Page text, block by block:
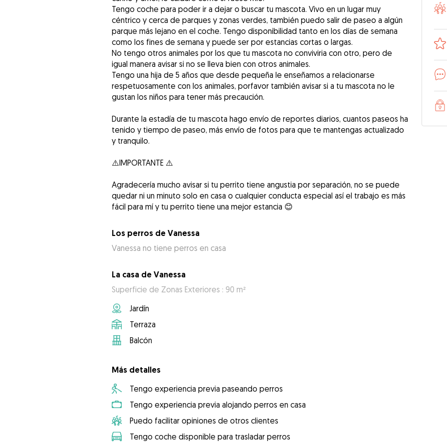
Tengo coche para poder ir a dejar o buscar tu mascota. Vivo en un lugar muy
céntrico y cerca de parques y zonas verdes, también puedo salir de paseo a algún
parque más lejano en el coche. Tengo disponibilidad tanto en los días de semana
como los fines de semana y puede ser por estancias cortas o largas.
No tengo otros animales por los que tu mascota no conviviria con otro, pero de
igual manera avisar si no se lleva bien con otros animales.
Tengo una hija de 5 años que desde pequeña le enseñamos a relacionarse
respetuosamente con los animales, porfavor también avisar si a tu mascota no le
gustan los niños para tener más precaución.
Durante la estadía de tu mascota hago envío de reportes diarios, cuantos paseos ha
tenido y tiempo de paseo, más envío de fotos para que te mantengas actualizado
y tranquilo.
⚠️IMPORTANTE ⚠️
Agradecería mucho avisar si tu perrito tiene angustia por separación, no se puede
quedar ni un minuto solo en casa o cualquier conducta especial así el trabajo es más
Los perros de Vanessa
Vanessa no tiene perros en casa
La casa de Vanessa
Superficie de Zonas Exteriores : 90 m²
Jardín
Terraza
Balcón
Más detalles
Tengo experiencia previa paseando perros
Tengo experiencia previa alojando perros en casa
Puedo facilitar opiniones de otros clientes
Tengo coche disponible para trasladar perros